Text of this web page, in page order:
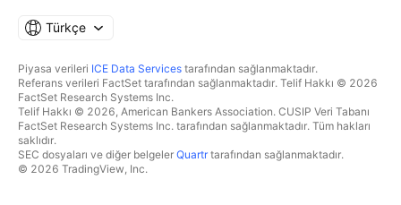
Türkçe
Piyasa verileri ICE Data Services tarafından sağlanmaktadır.
Referans verileri FactSet tarafından sağlanmaktadır. Telif Hakkı © 2026
FactSet Research Systems Inc.
Telif Hakkı © 2026, American Bankers Association. CUSIP Veri Tabanı
FactSet Research Systems Inc. tarafından sağlanmaktadır. Tüm hakları
saklıdır.
SEC dosyaları ve diğer belgeler Quartrtarafından sağlanmaktadır.
© 2026 TradingView, Inc.